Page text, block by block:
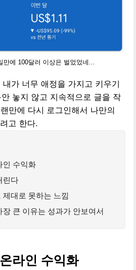
만에 100달러 이상은 벌었었네...
가 너무 애정을 가지고 키우기
놓지 않고 지속적으로 글을 작
만에 다시 로그인해서 나만의
고 한다.
인 수익화
린다
제대로 못하는 느낌
장 큰 이유는 성과가 안보여서
라인 수익화